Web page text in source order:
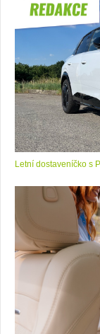
Letní dostaveníčko s